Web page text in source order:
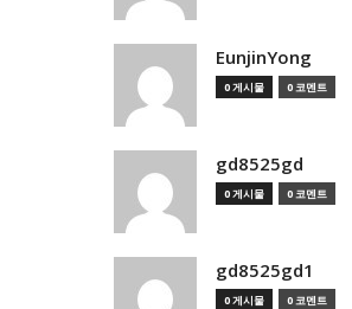
EunjinYong
0 게시물 0 코멘트
gd8525gd
0 게시물 0 코멘트
gd8525gd1
0 게시물 0 코멘트